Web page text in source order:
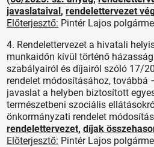
javaslataival,rendelettervezet
Előterjesztő: Pintér Lajos
4. Rendelettervezet a hivatali
munkaidőn kívül történő
szabályairól és díjairól szóló 17/
rendelet módosításához, továbbá
javaslat a helyben biztosított
természetbeni szociális
önkormányzati rendelet
rendelettervezet,díjak
Előterjesztő: Pintér Lajos